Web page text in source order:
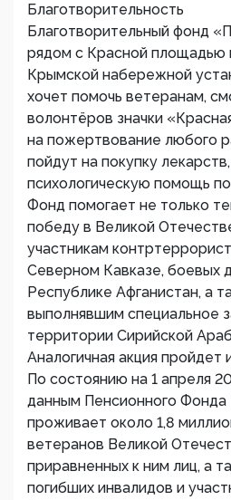
Благотворительность
Благотворительный фонд
рядом с Красной площадью
Крымской набережной
хочет помочь ветеранам,
волонтёров значки
на пожертвование любого
пойдут на покупку
психологическую помощь
Фонд помогает не только
победу в Великой
участникам
Северном Кавказе, боевых
Республике Афганистан, а
выполнявшим специальное
территории Сирийской
Аналогичная акция пройдет
По состоянию на 1 апреля
данным Пенсионного
проживает около 1,8
ветеранов Великой
приравненных к ним лиц, а
погибших инвалидов и